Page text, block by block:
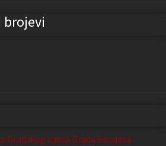
brojevi
Gradskog vijeća Grada Sarajeva